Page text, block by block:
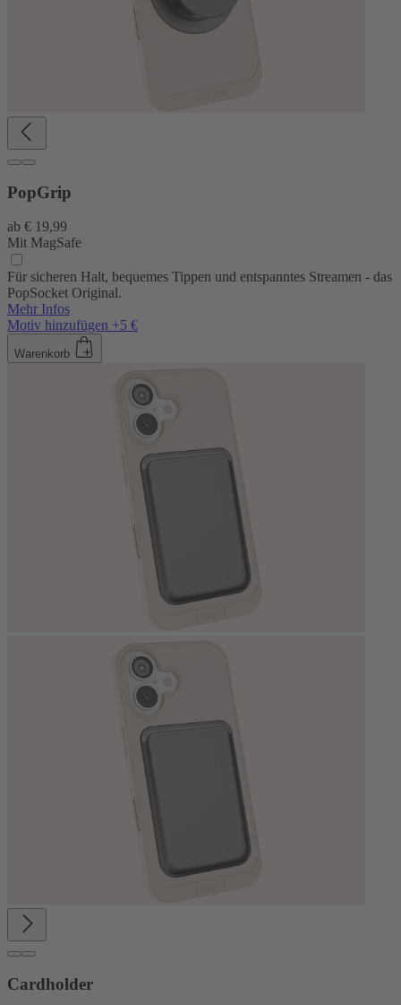
PopGrip
ab € 19,99
Mit MagSafe
Für sicheren Halt, bequemes Tippen und entspanntes Streamen - das
PopSocket Original.
Mehr Infos
Motiv hinzufügen +5 €
Warenkorb
Cardholder